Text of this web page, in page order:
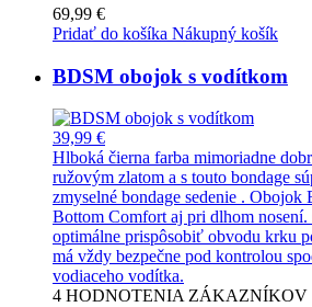
69,99 €
Pridať do košíka Nákupný košík
BDSM obojok s vodítkom
39,99 €
Hlboká čierna farba mimoriadne
ružovým zlatom a s touto bondage
zmyselné bondage sedenie .
Bottom Comfort aj pri dlhom
optimálne prispôsobiť obvodu krku
má vždy bezpečne pod kontrolou
vodiaceho vodítka.
4 HODNOTENIA ZÁKAZNÍKOV